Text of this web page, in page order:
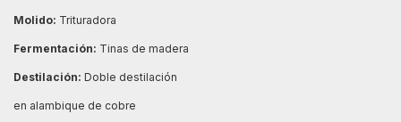
Molido: Trituradora
Fermentación: Tinas de madera
Destilación: Doble destilación
en alambique de cobre